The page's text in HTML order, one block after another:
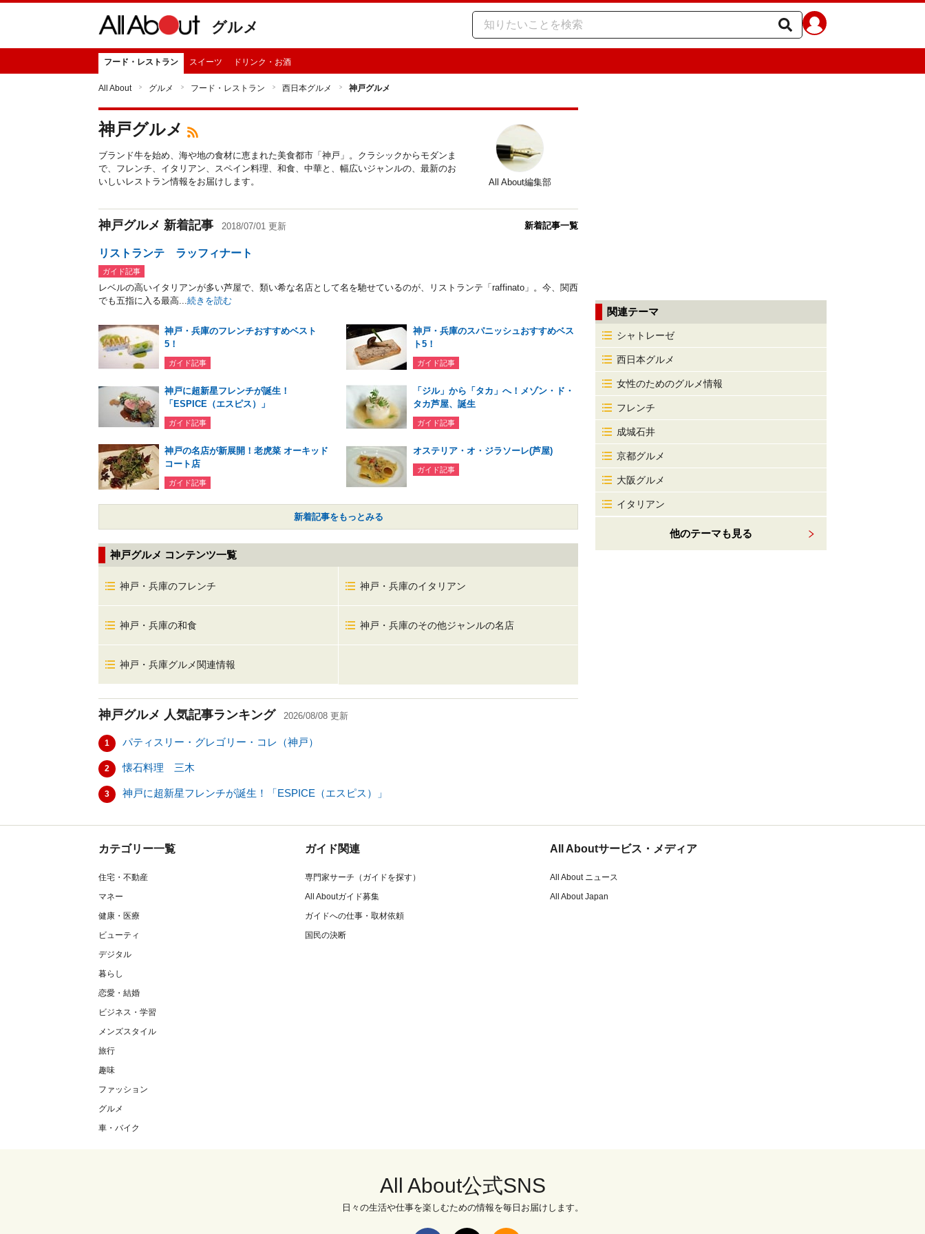
グルメ
フード・レストラン スイーツ ドリンク・お酒
All About グルメ フード・レストラン 西日本グルメ 神戸グルメ
神戸グルメ
ブランド牛を始め、海や地の食材に恵まれた美食都市「神戸」。クラシックからモダンま
で、フレンチ、イタリアン、スペイン料理、和食、中華と、幅広いジャンルの、最新のお
いしいレストラン情報をお届けします。
All About編集部
神戸グルメ 新着記事 2018/07/01 更新 新着記事一覧
リストランテ ラッフィナート
ガイド記事
レベルの高いイタリアンが多い芦屋で、類い希な名店として名を馳せているのが、リストランテ「raffinato」。今、関西
でも五指に入る最高...続きを読む
神戸・兵庫のフレンチおすすめベスト
5！
ガイド記事
神戸・兵庫のスパニッシュおすすめベス
ト5！
ガイド記事
神戸に超新星フレンチが誕生！
「ESPICE（エスピス）」
ガイド記事
「ジル」から「タカ」へ！メゾン・ド・
タカ芦屋、誕生
ガイド記事
神戸の名店が新展開！老虎菜 オーキッド
コート店
ガイド記事
オステリア・オ・ジラソーレ(芦屋)
ガイド記事
新着記事をもっとみる
神戸グルメ コンテンツ一覧
神戸・兵庫のフレンチ 神戸・兵庫のイタリアン
神戸・兵庫の和食 神戸・兵庫のその他ジャンルの名店
神戸・兵庫グルメ関連情報
神戸グルメ 人気記事ランキング 2026/08/08 更新
1 パティスリー・グレゴリー・コレ（神戸）
2 懐石料理 三木
3 神戸に超新星フレンチが誕生！「ESPICE（エスピス）」
関連テーマ
シャトレーゼ
西日本グルメ
女性のためのグルメ情報
フレンチ
成城石井
京都グルメ
大阪グルメ
イタリアン
他のテーマも見る
カテゴリー一覧
住宅・不動産
マネー
健康・医療
ビューティ
デジタル
暮らし
恋愛・結婚
ビジネス・学習
メンズスタイル
旅行
趣味
ファッション
グルメ
車・バイク
ガイド関連
専門家サーチ（ガイドを探す）
All Aboutガイド募集
ガイドへの仕事・取材依頼
国民の決断
All Aboutサービス・メディア
All About ニュース
All About Japan
All About公式SNS
日々の生活や仕事を楽しむための情報を毎日お届けします。